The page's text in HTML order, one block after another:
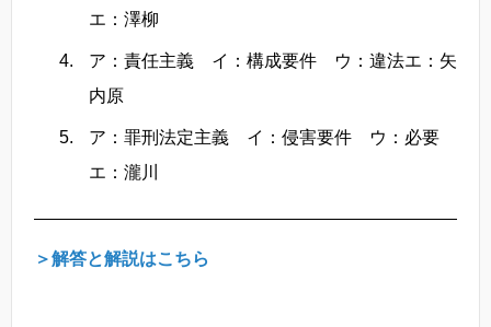
エ：澤柳
ア：責任主義 イ：構成要件 ウ：違法エ：矢
内原
ア：罪刑法定主義 イ：侵害要件 ウ：必要
エ：瀧川
＞解答と解説はこちら